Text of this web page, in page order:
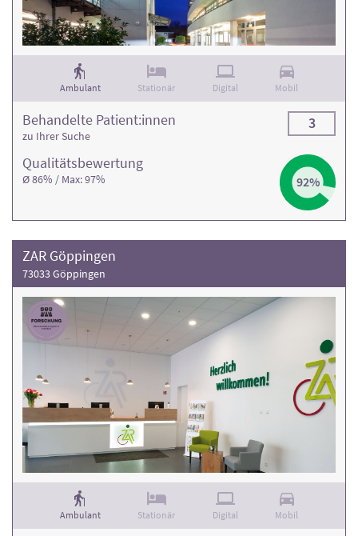
Kontaktdaten finden Sie in den jeweiligen Klinikprofilen.
Ambulant Stationär Digital Mobil
Qualitäts­bewertung
Ø 86% / Max: 97% 92%
Behandelte Patient:innen
zu Ihrer Suche
3
ZAR Göppingen
73033 Göppingen
Ambulant Stationär Digital Mobil